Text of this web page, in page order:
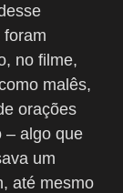
foram
no filme,
malês,
orações
– algo que
um
até mesmo